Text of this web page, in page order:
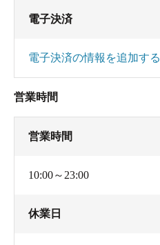
電子決済
電子決済の情報を追加する
営業時間
営業時間
10:00～23:00
休業日